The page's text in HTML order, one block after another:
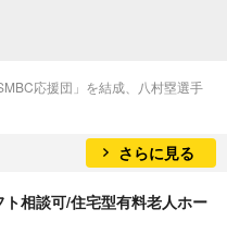
応援団」を結成、八村塁選手
さらに見る
ト相談可/住宅型有料老人ホー